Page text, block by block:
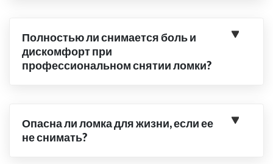
Полностью ли снимается боль и
дискомфорт при
профессиональном снятии ломки?
Опасна ли ломка для жизни, если ее
не снимать?